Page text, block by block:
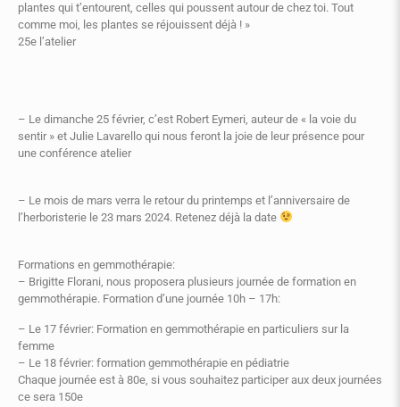
plantes qui t’entourent, celles qui poussent autour de chez toi. Tout
comme moi, les plantes se réjouissent déjà ! »
25e l’atelier
– Le dimanche 25 février, c’est Robert Eymeri, auteur de « la voie du
sentir » et Julie Lavarello qui nous feront la joie de leur présence pour
une conférence atelier
– Le mois de mars verra le retour du printemps et l’anniversaire de
l’herboristerie le 23 mars 2024. Retenez déjà la date
Formations en gemmothérapie:
– Brigitte Florani, nous proposera plusieurs journée de formation en
gemmothérapie. Formation d’une journée 10h – 17h:
– Le 17 février: Formation en gemmothérapie en particuliers sur la
femme
– Le 18 février: formation gemmothérapie en pédiatrie
Chaque journée est à 80e, si vous souhaitez participer aux deux journées
ce sera 150e